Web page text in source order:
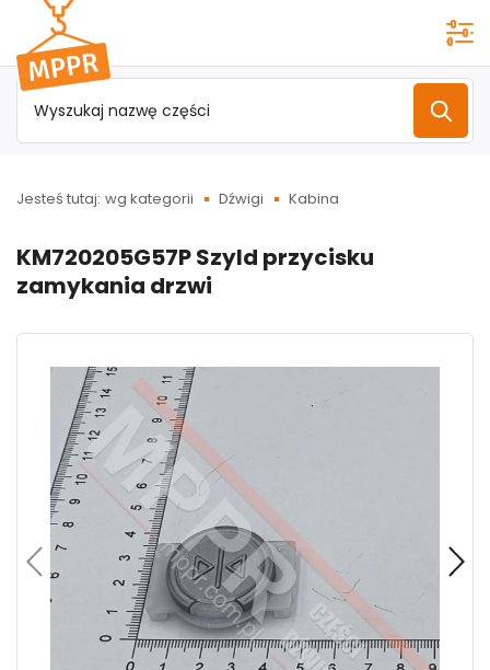
Przejdź do
menu
głównego
Jesteś tutaj: wg kategorii Dźwigi Kabina
KM720205G57P Szyld przycisku
zamykania drzwi